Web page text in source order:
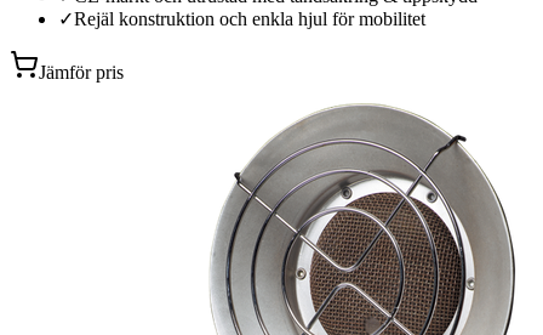
✓Rejäl konstruktion och enkla hjul för mobilitet
Jämför pris